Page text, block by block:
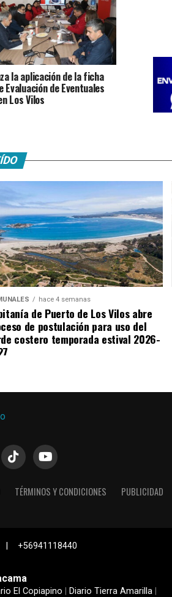
la aplicación de la ficha
Evaluación de Eventuales
Los Vilos
hace 4 semanas
de Puerto de Los Vilos abre
de postulación para uso del
costero temporada estival 2026-
TÉRMINOS Y CONDICIONES PUBLICIDAD
| +56941118440
El Copiapino Diario Tierra Amarilla